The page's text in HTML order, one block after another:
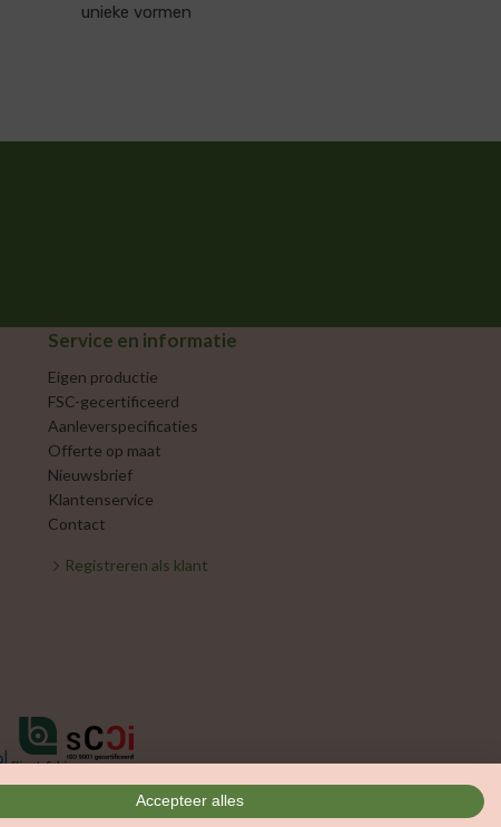
unieke vormen
Service en informatie
Eigen productie
FSC-gecertificeerd
Aanleverspecificaties
Offerte op maat
Nieuwsbrief
Klantenservice
Contact
Registreren als klant
Accepteer alles